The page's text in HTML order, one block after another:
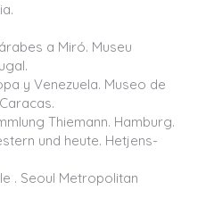
a Miró. Museu
y Venezuela. Museo de
Thiemann. Hamburg.
und heute. Hetjens-
. Seoul Metropolitan